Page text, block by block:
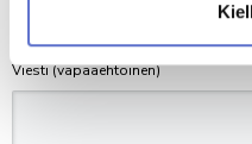
Viesti (vapaaehtoinen)